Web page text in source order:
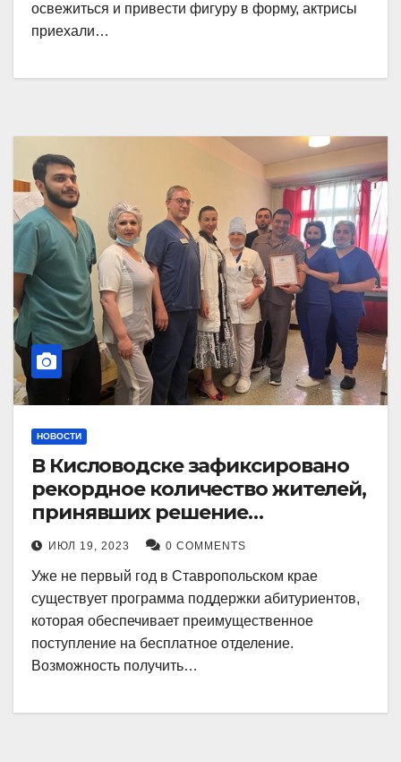
освежиться и привести фигуру в форму, актрисы
приехали…
НОВОСТИ
В Кисловодске зафиксировано
рекордное количество жителей,
принявших решение
воспользоваться
установленными мерами, с
целью поступления в
медицинский вуз в районе.
ИЮЛ 19, 2023 0 COMMENTS
Уже не первый год в Ставропольском крае
существует программа поддержки абитуриентов,
которая обеспечивает преимущественное
поступление на бесплатное отделение.
Возможность получить…